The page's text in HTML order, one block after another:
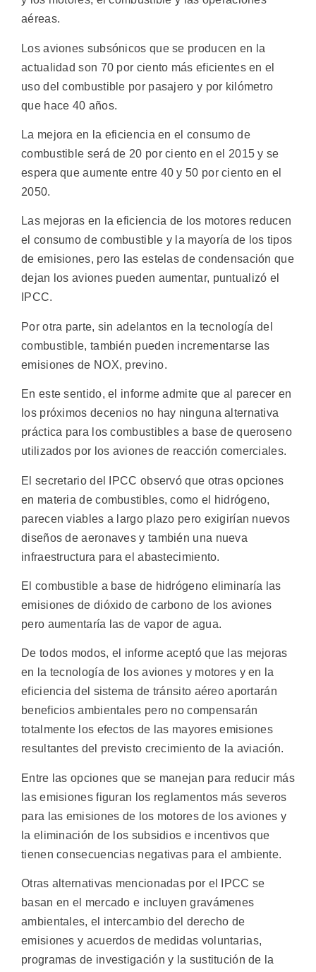
aéreas.
Los aviones subsónicos que se producen en la
actualidad son 70 por ciento más eficientes en el
uso del combustible por pasajero y por kilómetro
que hace 40 años.
La mejora en la eficiencia en el consumo de
combustible será de 20 por ciento en el 2015 y se
espera que aumente entre 40 y 50 por ciento en el
2050.
Las mejoras en la eficiencia de los motores reducen
el consumo de combustible y la mayoría de los tipos
de emisiones, pero las estelas de condensación que
dejan los aviones pueden aumentar, puntualizó el
IPCC.
Por otra parte, sin adelantos en la tecnología del
combustible, también pueden incrementarse las
emisiones de NOX, previno.
En este sentido, el informe admite que al parecer en
los próximos decenios no hay ninguna alternativa
práctica para los combustibles a base de queroseno
utilizados por los aviones de reacción comerciales.
El secretario del IPCC observó que otras opciones
en materia de combustibles, como el hidrógeno,
parecen viables a largo plazo pero exigirían nuevos
diseños de aeronaves y también una nueva
infraestructura para el abastecimiento.
El combustible a base de hidrógeno eliminaría las
emisiones de dióxido de carbono de los aviones
pero aumentaría las de vapor de agua.
De todos modos, el informe aceptó que las mejoras
en la tecnología de los aviones y motores y en la
eficiencia del sistema de tránsito aéreo aportarán
beneficios ambientales pero no compensarán
totalmente los efectos de las mayores emisiones
resultantes del previsto crecimiento de la aviación.
Entre las opciones que se manejan para reducir más
las emisiones figuran los reglamentos más severos
para las emisiones de los motores de los aviones y
la eliminación de los subsidios e incentivos que
tienen consecuencias negativas para el ambiente.
Otras alternativas mencionadas por el IPCC se
basan en el mercado e incluyen gravámenes
ambientales, el intercambio del derecho de
emisiones y acuerdos de medidas voluntarias,
programas de investigación y la sustitución de la